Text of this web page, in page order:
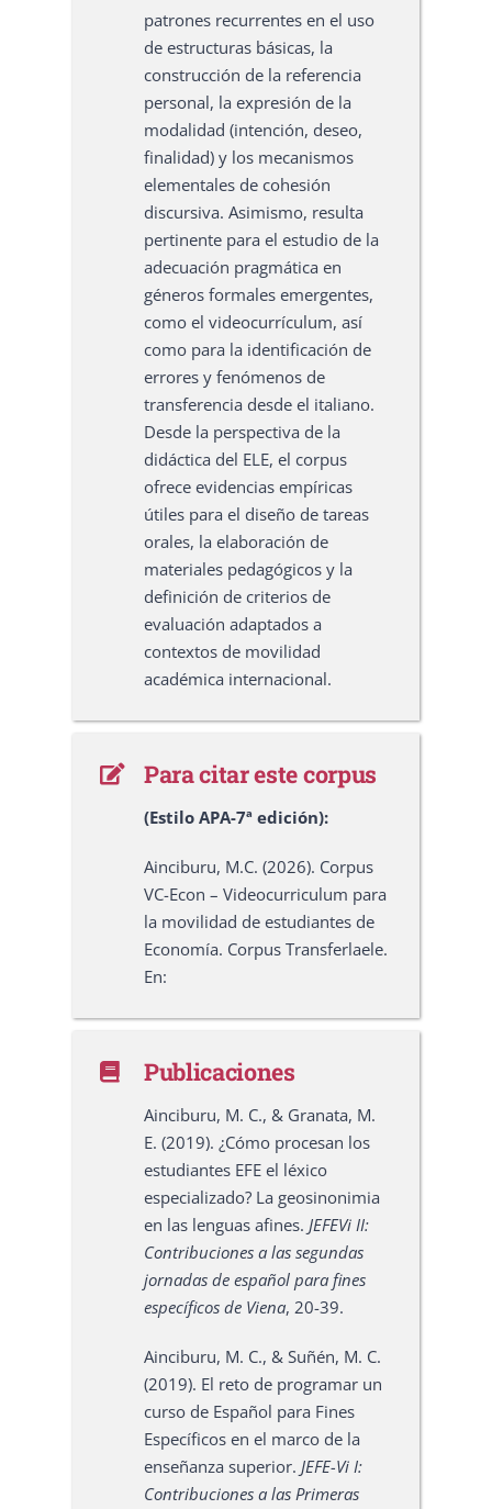
patrones recurrentes en el uso
de estructuras básicas, la
construcción de la referencia
personal, la expresión de la
modalidad (intención, deseo,
finalidad) y los mecanismos
elementales de cohesión
discursiva. Asimismo, resulta
pertinente para el estudio de la
adecuación pragmática en
géneros formales emergentes,
como el videocurrículum, así
como para la identificación de
errores y fenómenos de
transferencia desde el italiano.
Desde la perspectiva de la
didáctica del ELE, el corpus
ofrece evidencias empíricas
útiles para el diseño de tareas
orales, la elaboración de
materiales pedagógicos y la
definición de criterios de
evaluación adaptados a
contextos de movilidad
académica internacional.
Para citar este corpus
(Estilo APA-7ª edición):
Ainciburu, M.C. (2026). Corpus
VC-Econ – Videocurriculum para
la movilidad de estudiantes de
Economía. Corpus Transferlaele.
En:
Publicaciones
Ainciburu, M. C., & Granata, M.
E. (2019). ¿Cómo procesan los
estudiantes EFE el léxico
especializado? La geosinonimia
en las lenguas afines. JEFEVi II:
Contribuciones a las segundas
jornadas de español para fines
específicos de Viena, 20-39.
Ainciburu, M. C., & Suñén, M. C.
(2019). El reto de programar un
curso de Español para Fines
Específicos en el marco de la
enseñanza superior. JEFE-Vi I:
Contribuciones a las Primeras